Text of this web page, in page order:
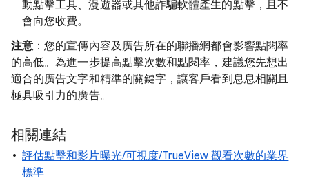
動點擊工具、漫遊器或其他詐騙軟體產生的點擊，且不
會向您收費。
注意：您的宣傳內容及廣告所在的聯播網都會影響點閱率
的高低。為進一步提高點擊次數和點閱率，建議您先想出
適合的廣告文字和精準的關鍵字，讓客戶看到息息相關且
極具吸引力的廣告。
相關連結
評估點擊和影片曝光/可視度/TrueView 觀看次數的業界
標準